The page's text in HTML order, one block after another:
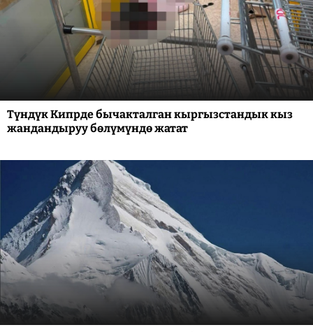
Түндүк Кипрде бычакталган кыргызстандык кыз
жандандыруу бөлүмүндө жатат